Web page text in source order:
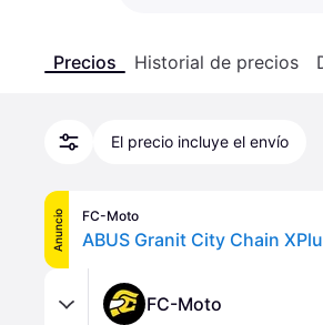
Precios Historial de precios
El precio incluye el envío
Anuncio FC-Moto
ABUS Granit City Chain
FC-Moto